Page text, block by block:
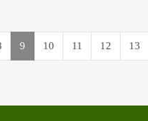
Seite 9 von 22
9 10 11 12 13